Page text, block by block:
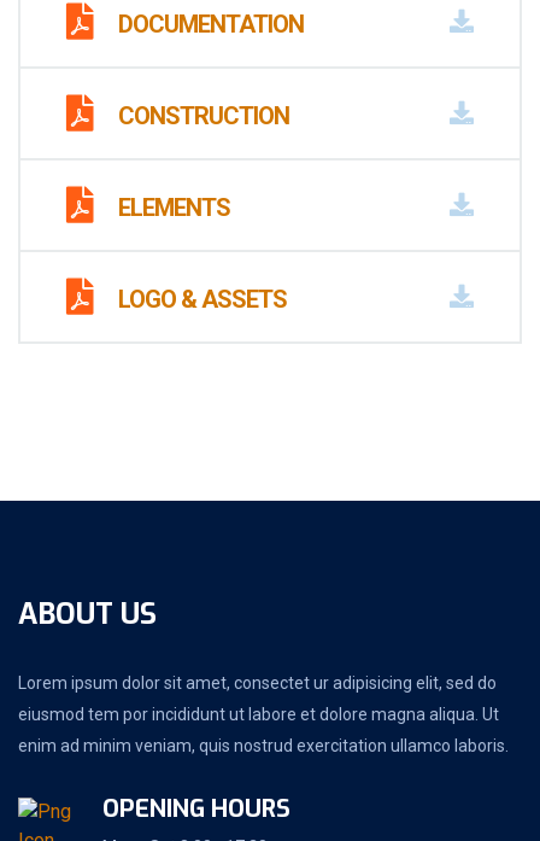
DOCUMENTATION
CONSTRUCTION
ELEMENTS
LOGO & ASSETS
ABOUT US
Lorem ipsum dolor sit amet, consectet ur adipisicing elit, sed do
eiusmod tem por incididunt ut labore et dolore magna aliqua. Ut
enim ad minim veniam, quis nostrud exercitation ullamco laboris.
OPENING HOURS